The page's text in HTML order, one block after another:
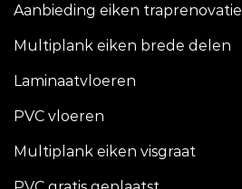
Aanbieding eiken traprenovatie
Multiplank eiken brede delen
Laminaatvloeren
PVC vloeren
Multiplank eiken visgraat